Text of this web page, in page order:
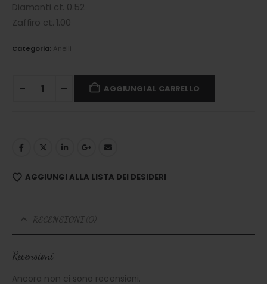
Diamanti ct. 0.52
Zaffiro ct. 1.00
Categoria: Anelli
AGGIUNGI AL CARRELLO
AGGIUNGI ALLA LISTA DEI DESIDERI
RECENSIONI (0)
Recensioni
Ancora non ci sono recensioni.